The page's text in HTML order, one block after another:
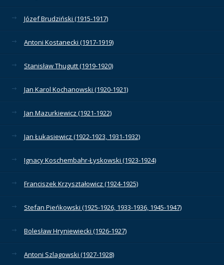
Józef Brudziński (1915-1917)
Antoni Kostanecki (1917-1919)
Stanisław Thugutt (1919-1920)
Jan Karol Kochanowski (1920-1921)
Jan Mazurkiewicz (1921-1922)
Jan Łukasiewicz (1922-1923, 1931-1932)
Ignacy Koschembahr-Łyskowski (1923-1924)
Franciszek Krzyształowicz (1924-1925)
Stefan Pieńkowski (1925-1926, 1933-1936, 1945-1947)
Bolesław Hryniewiecki (1926-1927)
Antoni Szlagowski (1927-1928)